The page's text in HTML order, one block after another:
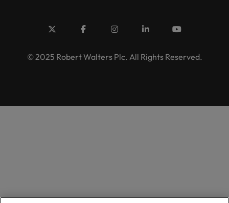
© 2025 Robert Walters Plc. All Rights Reserved.